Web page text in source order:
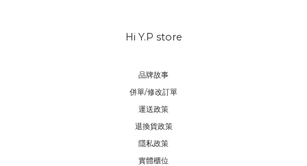
Hi Y.P store
品牌故事
併單/修改訂單
運送政策
退換貨政策
隱私政策
實體櫃位